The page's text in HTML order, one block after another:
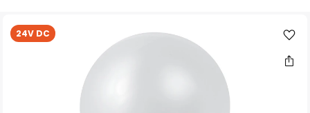
24V DC
Zum
Ende